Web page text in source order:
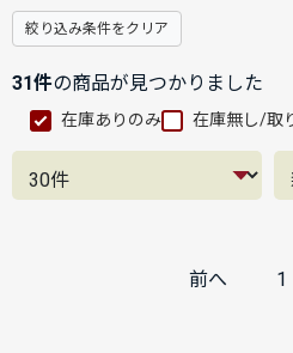
絞り込み条件をクリア
31件の商品が見つかりました
在庫ありのみ 在庫無し/取
前へ 1